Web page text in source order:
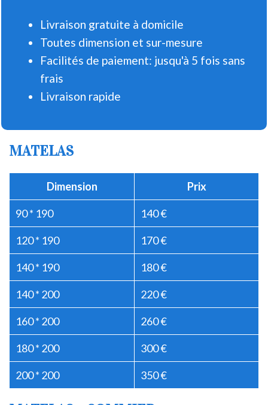
Livraison gratuite à domicile
Toutes dimension et sur-mesure
Facilités de paiement: jusqu'à 5 fois sans
frais
Livraison rapide
MATELAS
Dimension Prix
90 * 190 140 €
120 * 190 170 €
140 * 190 180 €
140 * 200 220 €
160 * 200 260 €
180 * 200 300 €
200 * 200 350 €